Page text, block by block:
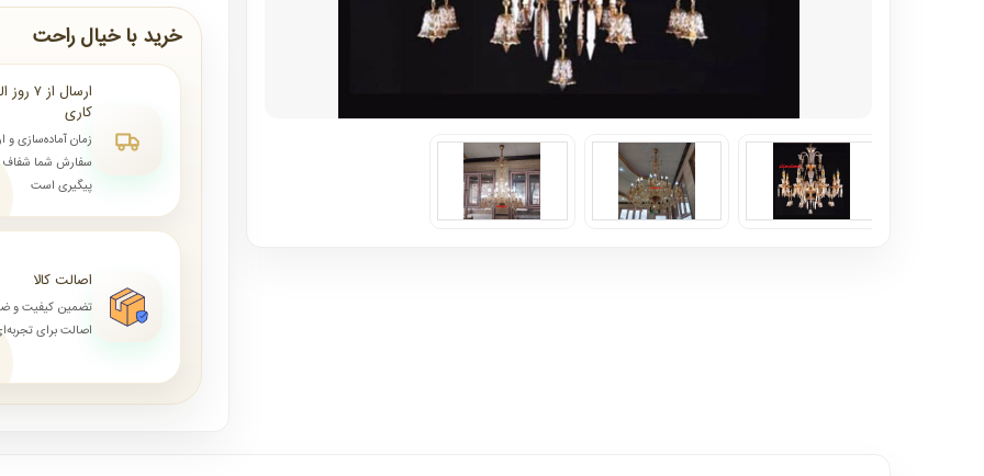
خرید با خیال راحت
کاری
زمان آماده‌سازی و
سفارش شما شفاف
پیگیری است
اصالت کالا
تضمین کیفیت و
اصالت برای